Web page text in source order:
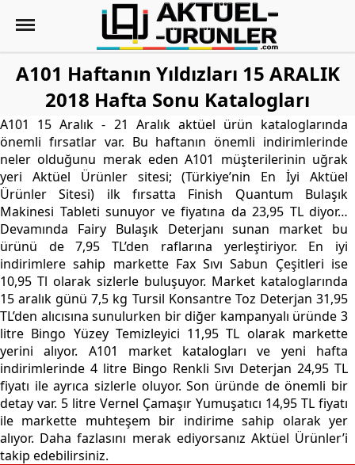
A101 Haftanın Yıldızları 15 ARALIK
2018 Hafta Sonu Katalogları
A101 15 Aralık - 21 Aralık aktüel ürün kataloglarında
önemli fırsatlar var. Bu haftanın önemli indirimlerinde
neler olduğunu merak eden A101 müşterilerinin uğrak
yeri Aktüel Ürünler sitesi; (Türkiye’nin En İyi Aktüel
Ürünler Sitesi) ilk fırsatta Finish Quantum Bulaşık
Makinesi Tableti sunuyor ve fiyatına da 23,95 TL diyor…
Devamında Fairy Bulaşık Deterjanı sunan market bu
ürünü de 7,95 TL’den raflarına yerleştiriyor. En iyi
indirimlere sahip markette Fax Sıvı Sabun Çeşitleri ise
10,95 Tl olarak sizlerle buluşuyor. Market kataloglarında
15 aralık günü 7,5 kg Tursil Konsantre Toz Deterjan 31,95
TL’den alıcısına sunulurken bir diğer kampanyalı üründe 3
litre Bingo Yüzey Temizleyici 11,95 TL olarak markette
yerini alıyor. A101 market katalogları ve yeni hafta
indirimlerinde 4 litre Bingo Renkli Sıvı Deterjan 24,95 TL
fiyatı ile ayrıca sizlerle oluyor. Son üründe de önemli bir
detay var. 5 litre Vernel Çamaşır Yumuşatıcı 14,95 TL fiyatı
ile markette muhteşem bir indirime sahip olarak yer
alıyor. Daha fazlasını merak ediyorsanız Aktüel Ürünler’i
takip edebilirsiniz.